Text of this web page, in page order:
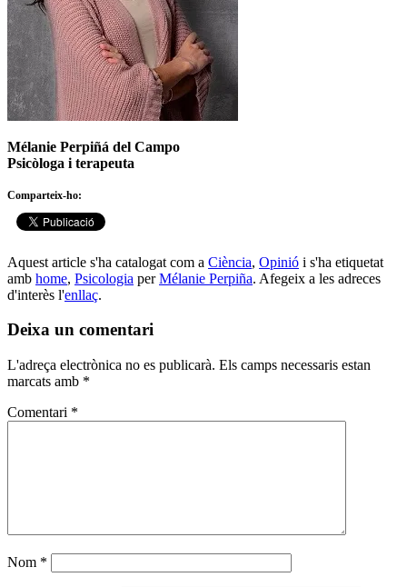
Mélanie Perpiñá del Campo
Psicòloga i terapeuta
Comparteix-ho:
Aquest article s'ha catalogat com a Ciència, Opinió i s'ha etiquetat
amb home, Psicologia perMélanie Perpiña. Afegeix a les adreces
d'interès l'enllaç.
Deixa un comentari
L'adreça electrònica no es publicarà. Els camps necessaris estan
marcats amb *
Comentari *
Nom *